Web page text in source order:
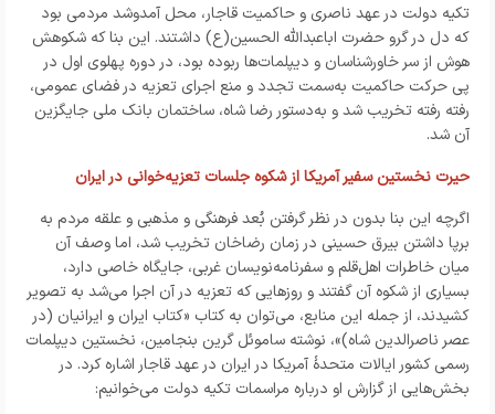
تکیه دولت در عهد ناصری و حاکمیت قاجار، محل آمدوشد مردمی بود
که دل در گرو حضرت اباعبدالله الحسین(ع) داشتند. این بنا که شکوهش
هوش از سر خاورشناسان و دیپلمات‌ها ربوده بود، در دوره پهلوی اول در
پی حرکت حاکمیت به‌سمت تجدد و منع اجرای تعزیه در فضای عمومی،
رفته رفته تخریب شد و به‌دستور رضا شاه، ساختمان بانک ملی جایگزین
آن شد.
حیرت نخستین سفیر آمریکا از شکوه جلسات تعزیه‌خوانی در ایران
اگرچه این بنا بدون در نظر گرفتن بُعد فرهنگی و مذهبی و علقه مردم به
برپا داشتن بیرق حسینی در زمان رضاخان تخریب شد، اما وصف آن
میان خاطرات اهل‌قلم و سفرنامه‌نویسان غربی، جایگاه خاصی دارد،
بسیاری از شکوه آن گفتند و روزهایی که تعزیه در آن اجرا می‌شد به تصویر
کشیدند، از جمله این منابع، می‌توان به کتاب «کتاب ایران و ایرانیان (در
عصر ناصرالدین شاه)»، نوشته ساموئل گرین بنجامین، نخستین دیپلمات
رسمی کشور ایالات متحدهٔ آمریکا در ایران در عهد قاجار اشاره کرد. در
بخش‌هایی از گزارش او درباره مراسمات تکیه دولت می‌خوانیم: